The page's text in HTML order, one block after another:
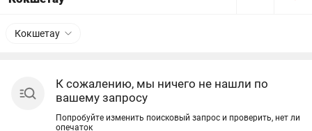
Кокшетау
К сожалению, мы ничего не нашли по
вашему запросу
Попробуйте изменить поисковый запрос и проверить, нет ли
опечаток